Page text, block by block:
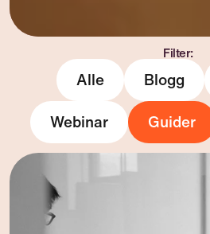
Filter:
Alle Blogg
Webinar
Guider